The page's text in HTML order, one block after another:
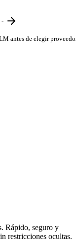
-
antes de elegir
Rápido, seguro y
restricciones ocultas.